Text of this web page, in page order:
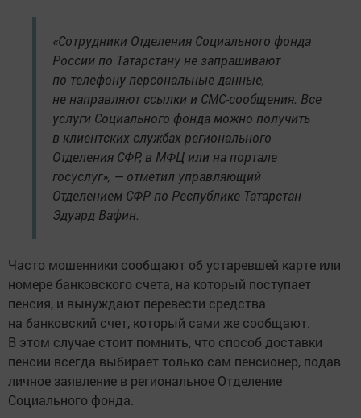
«Сотрудники Отделения Социального фонда
России по Татарстану не запрашивают
по телефону персональные данные,
не направляют ссылки и СМС-сообщения. Все
услуги Социального фонда можно получить
в клиентских службах регионального
Отделения СФР, в МФЦ или на портале
госуслуг», — отметил управляющий
Отделением СФР по Республике Татарстан
Эдуард Вафин.
Часто мошенники сообщают об устаревшей карте или
номере банковского счета, на который поступает
пенсия, и вынуждают перевести средства
на банковский счет, который сами же сообщают.
В этом случае стоит помнить, что способ доставки
пенсии всегда выбирает только сам пенсионер, подав
личное заявление в региональное Отделение
Социального фонда.